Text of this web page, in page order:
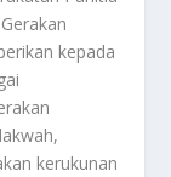
kepada
kerukunan